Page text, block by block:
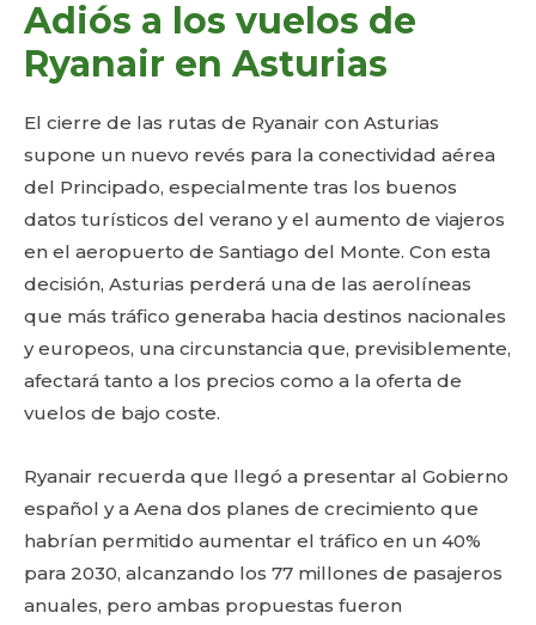
Adiós a los vuelos de
Ryanair en Asturias
El cierre de las rutas de Ryanair con Asturias
supone un nuevo revés para la conectividad aérea
del Principado, especialmente tras los buenos
datos turísticos del verano y el aumento de viajeros
en el aeropuerto de Santiago del Monte. Con esta
decisión, Asturias perderá una de las aerolíneas
que más tráfico generaba hacia destinos nacionales
y europeos, una circunstancia que, previsiblemente,
afectará tanto a los precios como a la oferta de
vuelos de bajo coste.
Ryanair recuerda que llegó a presentar al Gobierno
español y a Aena dos planes de crecimiento que
habrían permitido aumentar el tráfico en un 40%
para 2030, alcanzando los 77 millones de pasajeros
anuales, pero ambas propuestas fueron